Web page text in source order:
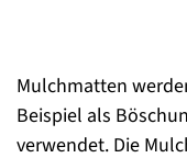
Mulchmatten
Beispiel als
verwendet. Die